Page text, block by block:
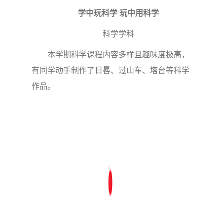
学中玩科学 玩中用科学
科学学科
本学期科学课程内容多样且趣味度极高，
有同学动手制作了日晷、过山车、塔台等科学
作品。